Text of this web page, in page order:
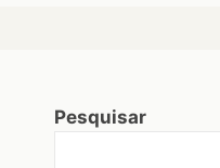
Pesquisar